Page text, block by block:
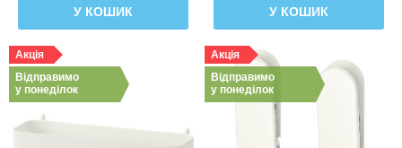
У КОШИК У КОШИК
Акція
Відправимо
у понеділок
Акція
Відправимо
у понеділок